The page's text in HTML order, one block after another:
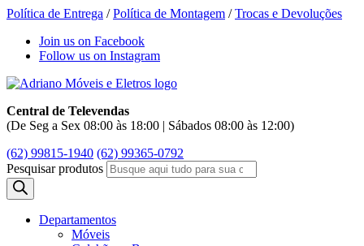
Política de Entrega /Política de Montagem /Trocas e Devoluções
Join us on Facebook
Follow us on Instagram
Central de Televendas
(De Seg a Sex 08:00 às 18:00 | Sábados 08:00 às 12:00)
(62) 99815-1940 (62) 99365-0792
Pesquisar produtos
Departamentos
Móveis